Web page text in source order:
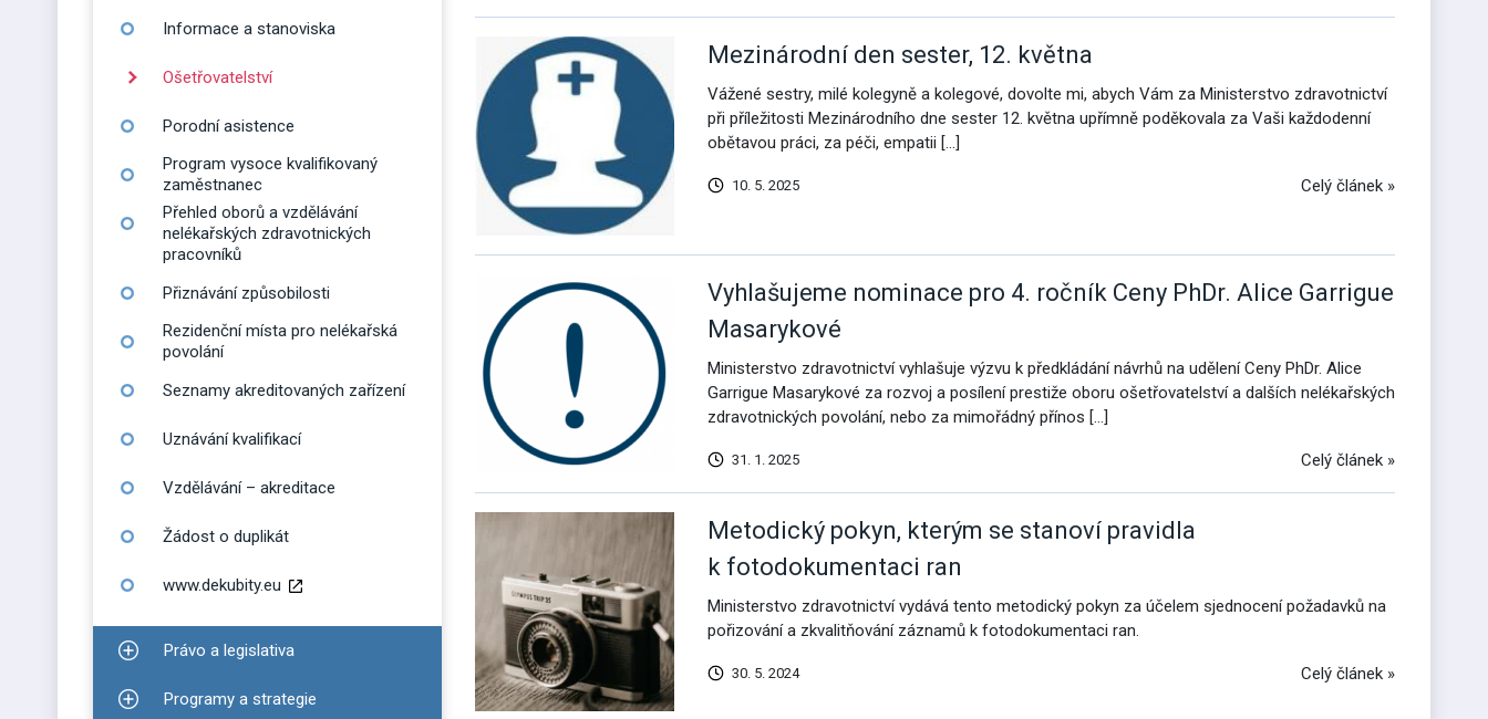
Informace a stanoviska
Ošetřovatelství
Porodní asistence
Program vysoce kvalifikovaný
zaměstnanec
Přehled oborů a vzdělávání
nelékařských zdravotnických
pracovníků
Přiznávání způsobilosti
Rezidenční místa pro nelékařská
povolání
Seznamy akreditovaných zařízení
Uznávání kvalifikací
Vzdělávání – akreditace
Žádost o duplikát
www.dekubity.eu
Zobrazit podmenu pro Právo a legislativa
Právo a legislativa
Zobrazit podmenu pro Programy a strategie
Programy a strategie
Mezinárodní den sester, 12. května
Vážené sestry, milé kolegyně a kolegové, dovolte mi, abych Vám za Ministerstvo zdravotnictví
při příležitosti Mezinárodního dne sester 12. května upřímně poděkovala za Vaši každodenní
obětavou práci, za péči, empatii […]
10. 5. 2025 Celý článek »
Vyhlašujeme nominace pro 4. ročník Ceny PhDr. Alice Garrigue
Masarykové
Ministerstvo zdravotnictví vyhlašuje výzvu k předkládání návrhů na udělení Ceny PhDr. Alice
Garrigue Masarykové za rozvoj a posílení prestiže oboru ošetřovatelství a dalších nelékařských
zdravotnických povolání, nebo za mimořádný přínos […]
31. 1. 2025 Celý článek »
Metodický pokyn, kterým se stanoví pravidla
k fotodokumentaci ran
Ministerstvo zdravotnictví vydává tento metodický pokyn za účelem sjednocení požadavků na
pořizování a zkvalitňování záznamů k fotodokumentaci ran.
30. 5. 2024 Celý článek »